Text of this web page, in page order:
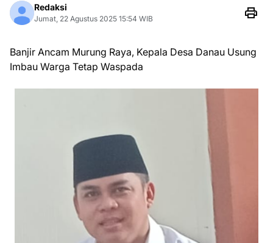
Redaksi
Jumat, 22 Agustus 2025 15:54 WIB
Banjir Ancam Murung Raya, Kepala Desa Danau Usung
Imbau Warga Tetap Waspada